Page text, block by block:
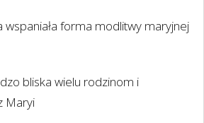
wspaniała forma modlitwy maryjnej
bliska wielu rodzinom i
Maryi